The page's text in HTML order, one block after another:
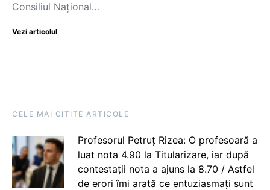
Consiliul Național…
Vezi articolul
CELE MAI CITITE ARTICOLE
Profesorul Petruț Rizea: O profesoară a
luat nota 4.90 la Titularizare, iar după
contestații nota a ajuns la 8.70 / Astfel
de erori îmi arată ce entuziasmați sunt